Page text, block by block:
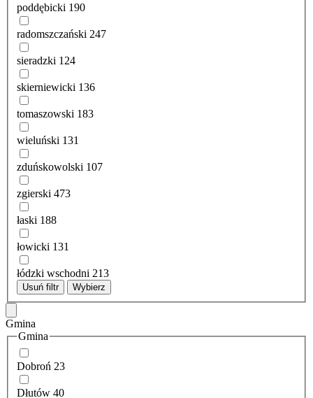
poddębicki 190
radomszczański 247
sieradzki 124
skierniewicki 136
tomaszowski 183
wieluński 131
zduńskowolski 107
zgierski 473
łaski 188
łowicki 131
łódzki wschodni 213
Usuń filtr Wybierz
Gmina
Gmina
Dobroń 23
Dłutów 40